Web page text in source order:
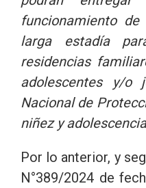
funcionamiento
larga estadía
residencias
adolescentes y/o
Nacional de
niñez y
Por lo anterior, y
N°389/2024 de